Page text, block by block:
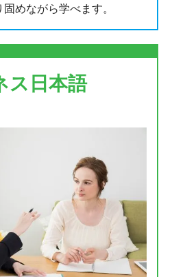
めながら学べます。
ス日本語